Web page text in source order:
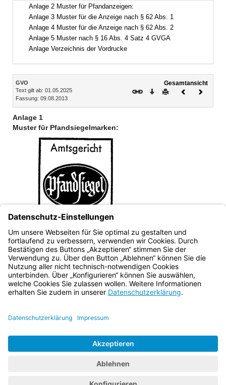
Anlage 2 Muster für Pfandanzeigen:
Anlage 3 Muster für die Anzeige nach § 62 Abs. 1
Anlage 4 Muster für die Anzeige nach § 62 Abs. 2
Anlage 5 Muster nach § 16 Abs. 4 Satz 4 GVGA
Anlage Verzeichnis der Vordrucke
Inhalt
GVO
Text gilt ab: 01.05.2025
Fassung: 09.08.2013
Gesamtansicht
Download
DruckenVorheriges
Anlage 1
Muster für Pfandsiegelmarken:
Bayern.de
BayernPortal
Impressum